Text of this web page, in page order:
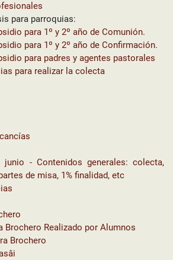
para parroquias:
para 1º y 2º año de Comunión.
para 1º y 2º año de Confirmación.
para padres y agentes pastorales
para realizar la colecta
junio - Contenidos generales: colecta,
de misa, 1% finalidad, etc
Brochero Realizado por Alumnos
Brochero